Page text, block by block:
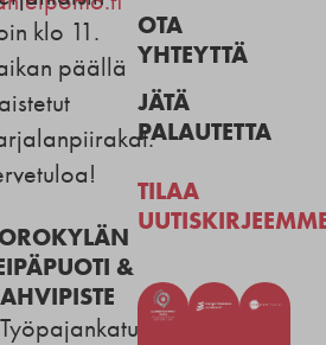
klo 11.
päällä
&
Työpajankatu
OTA
YHTEYTTÄ
JÄTÄ
PALAUTETTA
TILAA